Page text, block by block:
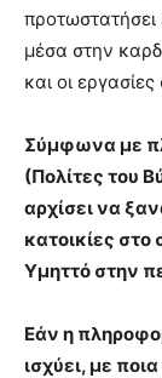
μέσα στην
και οι
Σύμφωνα με
(Πολίτες του
αρχίσει να
κατοικίες
Υμηττό στην
Εάν η
ισχύει, με